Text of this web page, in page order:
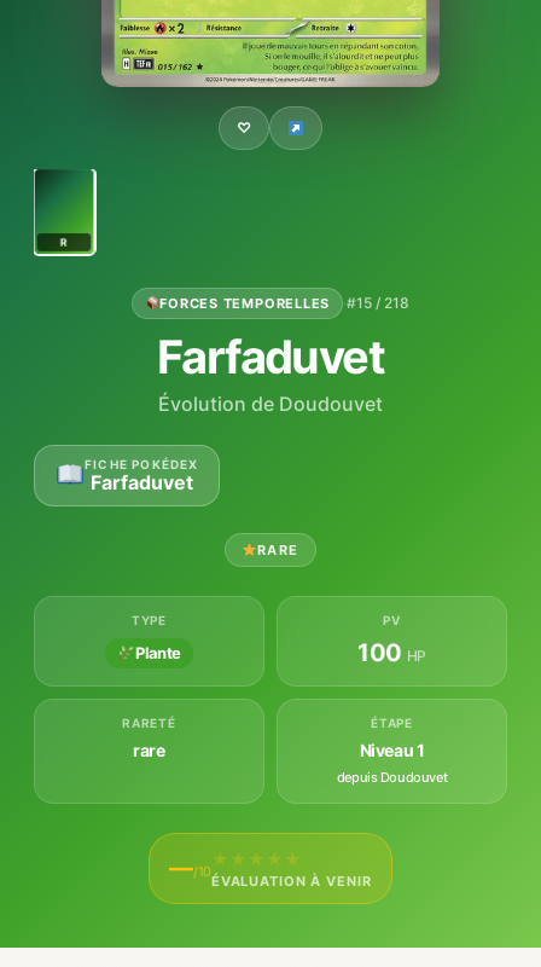
♡
R
FORCES TEMPORELLES ·#15 / 218
Farfaduvet
Évolution de Doudouvet
FICHE POKÉDEX
Farfaduvet
RARE
TYPE
Plante
PV
100 HP
RARETÉ
rare
ÉTAPE
Niveau 1
depuis Doudouvet
—/10
★ ★ ★ ★ ★
ÉVALUATION À VENIR